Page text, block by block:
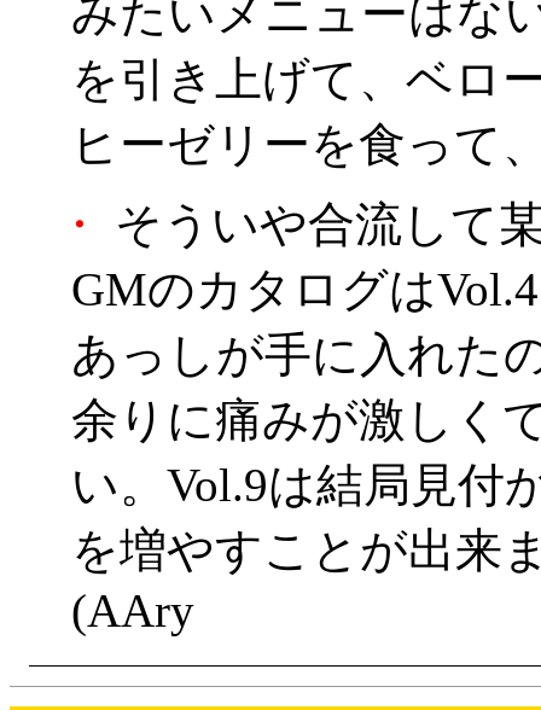
みたいメニューは
を引き上げて、ベロ
ヒーゼリーを食って
・
そういや合流して
GMのカタログは
あっしが手に入れた
余りに痛みが激しく
い。Vol.9は結局見
を増やすことが出来
(AAry